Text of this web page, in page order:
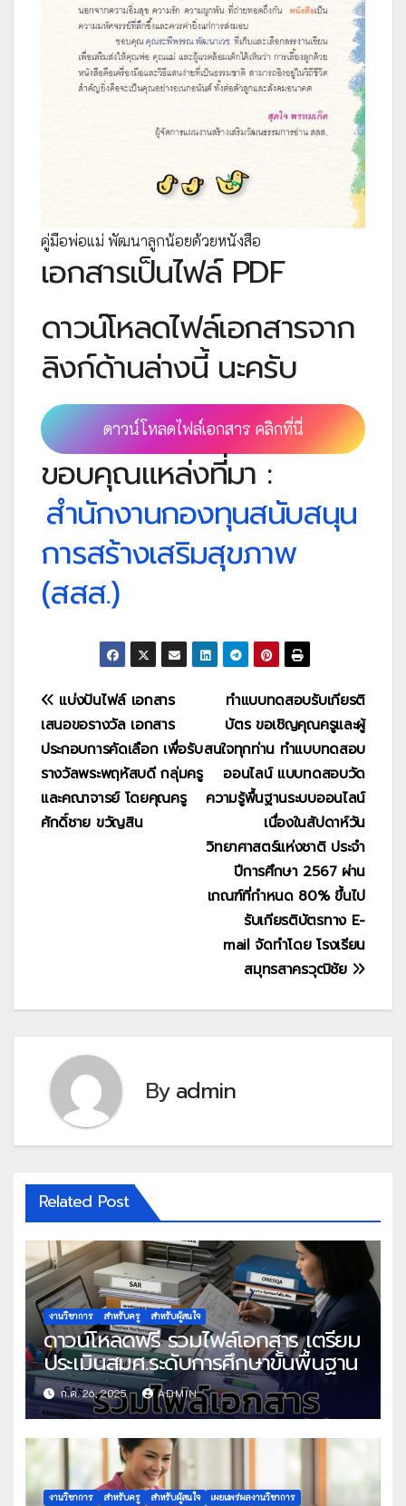
คู่มือพ่อแม่ พัฒนาลูกน้อยด้วยหนังสือ
เอกสารเป็นไฟล์ PDF
ดาวน์โหลดไฟล์เอกสารจาก
ลิงก์ด้านล่างนี้ นะครับ
ดาวน์โหลดไฟล์เอกสาร คลิกที่นี่
ขอบคุณแหล่งที่มา :
สำนักงานกองทุนสนับสนุน
การสร้างเสริมสุขภาพ
(สสส.)
แนะแนว
เรื่อง
ทำแบบทดสอบรับเกียรติ
บัตร ขอเชิญคุณครูและผู้
สนใจทุกท่าน ทำแบบทดสอบ
ออนไลน์ แบบทดสอบวัด
ความรู้พื้นฐานระบบออนไลน์
เนื่องในสัปดาห์วัน
วิทยาศาสตร์แห่งชาติ ประจำ
ปีการศึกษา 2567 ผ่าน
เกณฑ์ที่กำหนด 80% ขึ้นไป
รับเกียรติบัตรทาง E-
mail จัดทำโดย โรงเรียน
สมุทรสาครวุฒิชัย
แบ่งปันไฟล์ เอกสาร
เสนอขอรางวัล เอกสาร
ประกอบการคัดเลือก เพื่อรับ
รางวัลพระพฤหัสบดี กลุ่มครู
และคณาจารย์ โดยคุณครู
ศักดิ์ชาย ขวัญสิน
Byadmin
Related Post
งานวิชาการ สำหรับครู สำหรับผู้สนใจ
ดาวน์โหลดฟรี รวมไฟล์เอกสาร เตรียม
ประเมินสมศ.ระดับการศึกษาขั้นพื้นฐาน
ก.ค. 26, 2025 ADMIN
งานวิชาการ สำหรับครู สำหรับผู้สนใจ
เผยแพร่ผลงานวิชาการ